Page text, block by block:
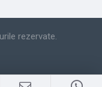
rezervate.